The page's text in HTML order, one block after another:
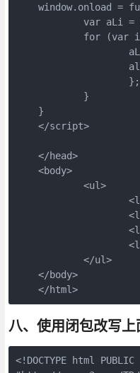
window.onload =
var aLi =
for (var
                    };
            }
    }
    </script>
    </head>
    <body>
            <ul>
            </ul>
    </body>
    </html>
八、使用闭包改写上
<!DOCTYPE html